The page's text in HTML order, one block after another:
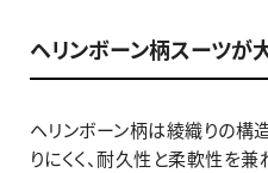
ヘリンボーン柄スーツが
ヘリンボーン柄は綾織りの構
りにくく、耐久性と柔軟性を